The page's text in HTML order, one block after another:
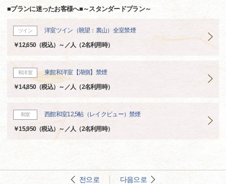
■プランに迷ったお客様へ■～スタンダードプラン～
ツイン 洋室ツイン（眺望：裏山）全室禁煙
￥12,650（税込）～／人（2名利用時）
和洋室 東館和洋室【湖側】禁煙
￥14,850（税込）～／人（2名利用時）
和室 西館和室12,5帖（レイクビュー）禁煙
￥15,950（税込）～／人（2名利用時）
전으로 다음으로